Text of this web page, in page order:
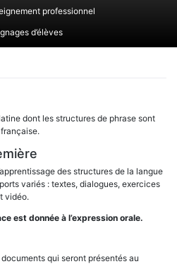
professionnel
d’élèves
dont les structures de phrase sont
des structures de la langue
variés : textes, dialogues, exercices
vidéo.
est donnée à l’expression orale.
qui seront présentés au